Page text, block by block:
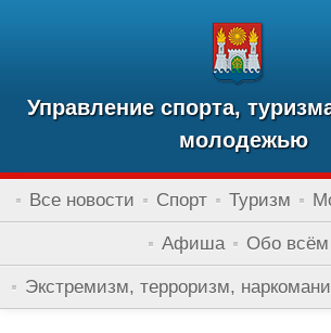
Управление спорта,
молодежью
Все новости Спорт Туризм
Афиша Обо всём
Экстремизм, терроризм,